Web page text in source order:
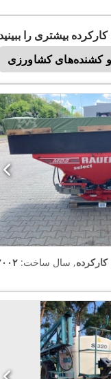
بیشتری را ببینید
و کشنده‌های کشاورزی
کارکرده, سال ساخت: